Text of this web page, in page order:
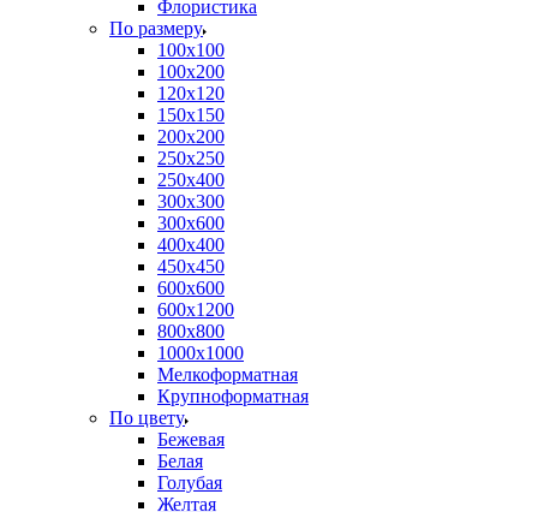
Флористика
По размеру
100х100
100х200
120х120
150х150
200х200
250х250
250х400
300х300
300х600
400х400
450х450
600х600
600х1200
800х800
1000х1000
Мелкоформатная
Крупноформатная
По цвету
Бежевая
Белая
Голубая
Желтая